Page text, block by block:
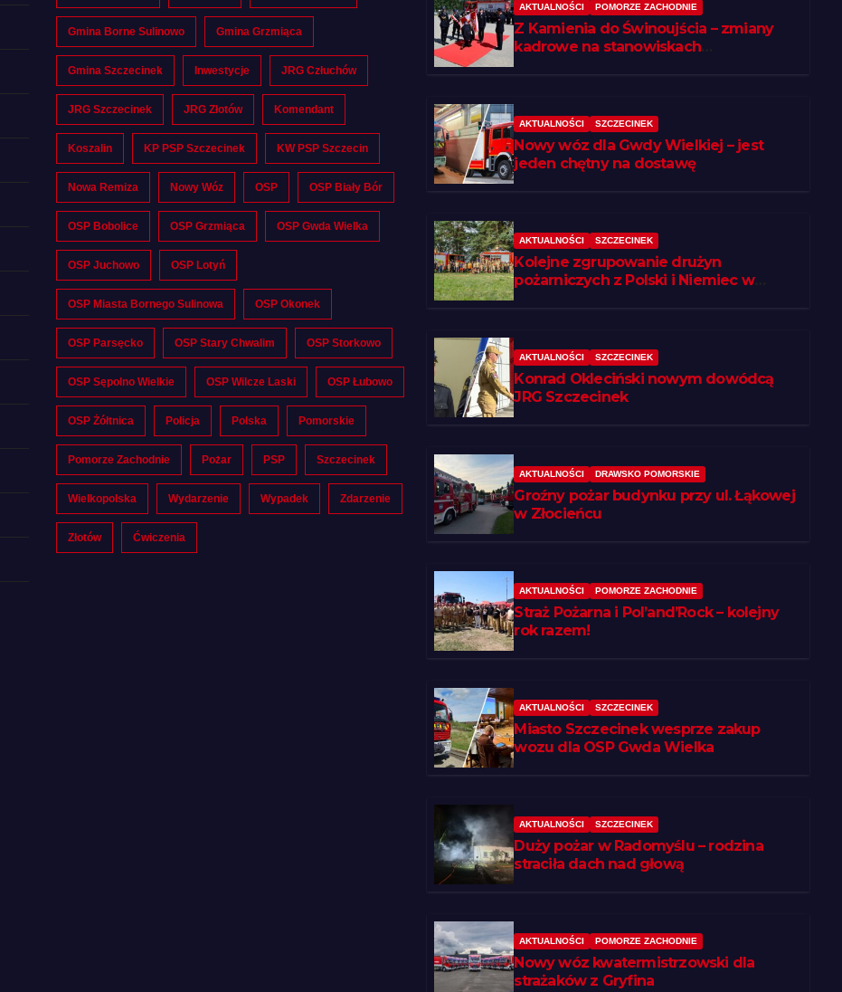
Gmina Borne Sulinowo Gmina Grzmiąca
Gmina Szczecinek Inwestycje JRG Człuchów
JRG Szczecinek JRG Złotów Komendant
Koszalin KP PSP Szczecinek KW PSP Szczecin
Nowa Remiza Nowy Wóz OSP OSP Biały Bór
OSP Bobolice OSP Grzmiąca OSP Gwda Wielka
OSP Juchowo OSP Lotyń
OSP Miasta Bornego Sulinowa OSP Okonek
OSP Parsęcko OSP Stary Chwalim OSP Storkowo
OSP Sępolno Wielkie OSP Wilcze Laski OSP Łubowo
OSP Żółtnica Policja Polska Pomorskie
Pomorze Zachodnie Pożar PSP Szczecinek
Wielkopolska Wydarzenie Wypadek Zdarzenie
Złotów Ćwiczenia
AKTUALNOŚCI POMORZE ZACHODNIE
Z Kamienia do Świnoujścia – zmiany
kadrowe na stanowiskach
AKTUALNOŚCI SZCZECINEK
Nowy wóz dla Gwdy Wielkiej – jest
jeden chętny na dostawę
AKTUALNOŚCI SZCZECINEK
Kolejne zgrupowanie drużyn
pożarniczych z Polski i Niemiec w
AKTUALNOŚCI SZCZECINEK
Konrad Okleciński nowym dowódcą
JRG Szczecinek
AKTUALNOŚCI DRAWSKO POMORSKIE
Groźny pożar budynku przy ul. Łąkowej
w Złocieńcu
AKTUALNOŚCI POMORZE ZACHODNIE
Straż Pożarna i Pol’and’Rock – kolejny
rok razem!
AKTUALNOŚCI SZCZECINEK
Miasto Szczecinek wesprze zakup
wozu dla OSP Gwda Wielka
AKTUALNOŚCI SZCZECINEK
Duży pożar w Radomyślu – rodzina
straciła dach nad głową
AKTUALNOŚCI POMORZE ZACHODNIE
Nowy wóz kwatermistrzowski dla
strażaków z Gryfina